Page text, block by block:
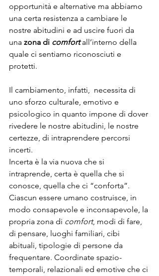
opportunità e alternative ma abbiamo
una certa resistenza a cambiare le
nostre abitudini e ad uscire fuori da
una zona di comfort all’interno della
quale ci sentiamo riconosciuti e
protetti.
Il cambiamento, infatti,  necessita di
uno sforzo culturale, emotivo e
psicologico in quanto impone di dover
rivedere le nostre abitudini, le nostre
certezze, di intraprendere percorsi
incerti.
Incerta è la via nuova che si
intraprende, certa è quella che si
conosce, quella che ci “conforta”.
Ciascun essere umano costruisce, in
modo consapevole e inconsapevole, la
propria zona di comfort, modi di fare,
di pensare, luoghi familiari, cibi
abituali, tipologie di persone da
frequentare. Coordinate spazio-
temporali, relazionali ed emotive che ci